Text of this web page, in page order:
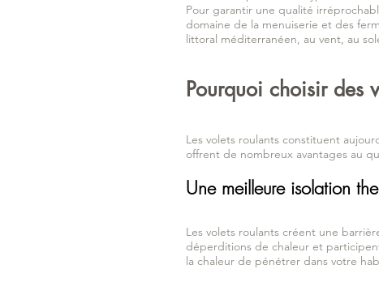
Pour garantir une qualité
domaine de la menuiserie et des
littoral méditerranéen, au vent, au
Pourquoi choisir des
Les volets roulants constituent
offrent de nombreux avantages au
Une meilleure isolation
Les volets roulants créent une
déperditions de chaleur et
la chaleur de pénétrer dans votre